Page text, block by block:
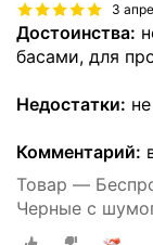
3
Достоинства:
басами, для
Недостатки:
Комментарий:
Товар —
Черные с
iPhone/Android